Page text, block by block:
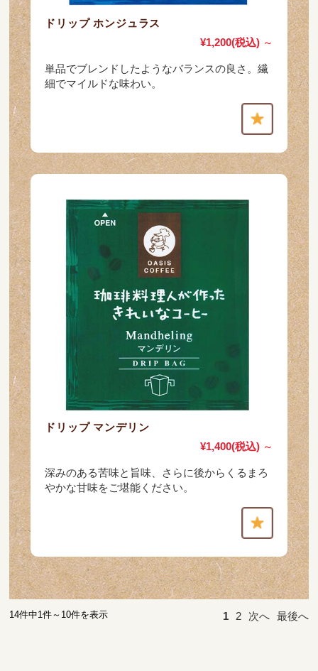
ドリップ ホンジュラス
¥1,200(税込) ～
単品でブレンドしたようなバランスの良さ。繊
細でマイルドな味わい。
ドリップ マンデリン
¥1,400(税込) ～
深みのある苦味と旨味、さらに後からくるまろ
やかな甘味をご堪能ください。
14件中1件～10件を表示 1 2 次へ 最後へ